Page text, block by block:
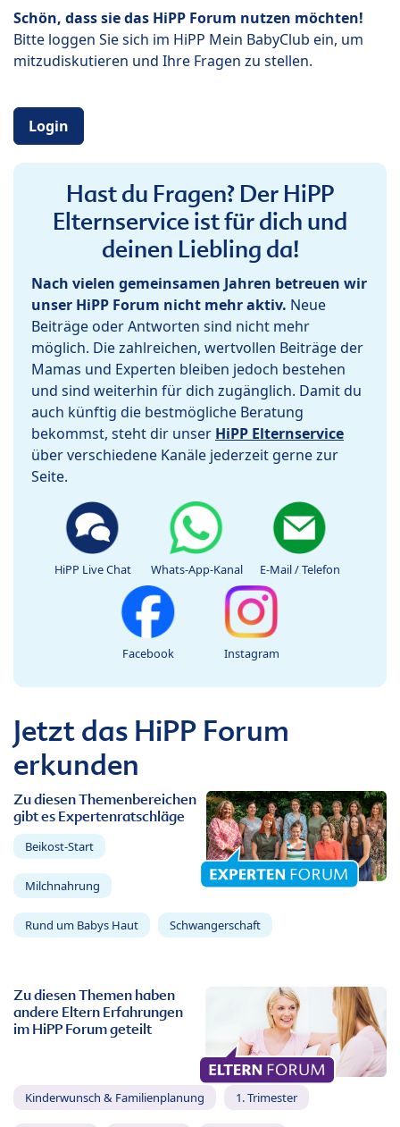
Schön, dass sie das HiPP Forum nutzen möchten!
Bitte loggen Sie sich im HiPP Mein BabyClub ein, um
mitzudiskutieren und Ihre Fragen zu stellen.
Login
Hast du Fragen? Der HiPP
Elternservice ist für dich und
deinen Liebling da!
Nach vielen gemeinsamen Jahren betreuen wir
unser HiPP Forum nicht mehr aktiv. Neue
Beiträge oder Antworten sind nicht mehr
möglich. Die zahlreichen, wertvollen Beiträge der
Mamas und Experten bleiben jedoch bestehen
und sind weiterhin für dich zugänglich. Damit du
auch künftig die bestmögliche Beratung
bekommst, steht dir unser HiPP Elternservice
über verschiedene Kanäle jederzeit gerne zur
Seite.
HiPP Live Chat Whats-App-Kanal E-Mail / Telefon
Facebook Instagram
Jetzt das HiPP Forum
erkunden
Zu diesen Themenbereichen
gibt es Expertenratschläge
Beikost-Start
Milchnahrung
Rund um Babys Haut Schwangerschaft
Zu diesen Themen haben
andere Eltern Erfahrungen
im HiPP Forum geteilt
Kinderwunsch & Familienplanung 1. Trimester